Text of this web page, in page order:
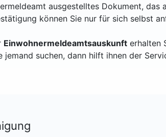
ausgestelltes Dokument,
können Sie nur für sich selbst
Einwohnermeldeamtsauskunft erhalten
jemand suchen, dann hilft ihnen der